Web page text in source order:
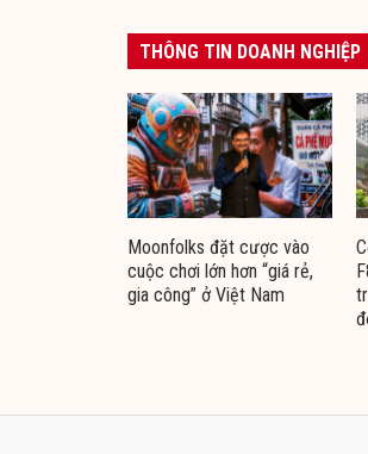
THÔNG TIN DOANH NGHIỆP
Moonfolks đặt cược vào
cuộc chơi lớn hơn “giá rẻ,
gia công” ở Việt Nam